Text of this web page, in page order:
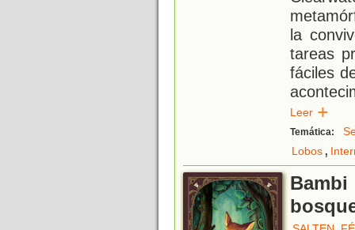
la
tareas
fáciles
Leer
Temática:
Lobos,